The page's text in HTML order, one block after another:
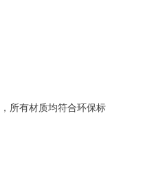
所有材质均符合环保标